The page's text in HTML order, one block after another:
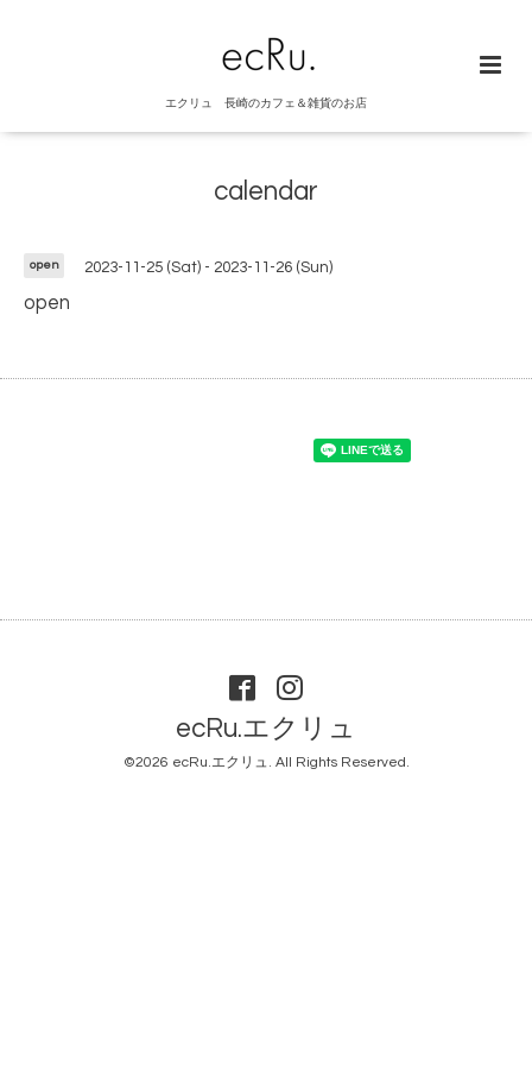
エクリュ 長崎のカフェ＆雑貨のお店
calendar
open 2023-11-25 (Sat) - 2023-11-26 (Sun)
open
ecRu.エクリュ
©2026 ecRu.エクリュ. All Rights Reserved.